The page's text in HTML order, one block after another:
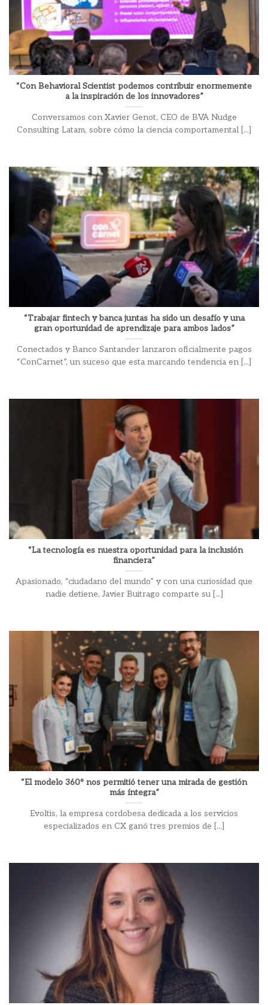
“Con Behavioral Scientist podemos contribuir enormemente
a la inspiración de los innovadores”
Conversamos con Xavier Genot, CEO de BVA Nudge
Consulting Latam, sobre cómo la ciencia comportamental [...]
“Trabajar fintech y banca juntas ha sido un desafío y una
gran oportunidad de aprendizaje para ambos lados”
Conectados y Banco Santander lanzaron oficialmente pagos
“ConCarnet”, un suceso que esta marcando tendencia en [...]
“La tecnología es nuestra oportunidad para la inclusión
financiera”
Apasionado, “ciudadano del mundo” y con una curiosidad que
nadie detiene, Javier Buitrago comparte su [...]
“El modelo 360° nos permitió tener una mirada de gestión
más íntegra”
Evoltis, la empresa cordobesa dedicada a los servicios
especializados en CX ganó tres premios de [...]